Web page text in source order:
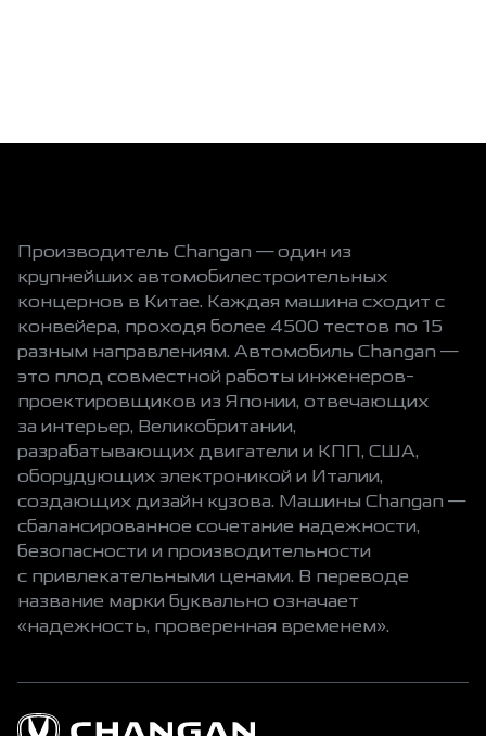
Производитель Changan — один из
крупнейших автомобилестроительных
концернов в Китае. Каждая машина сходит с
конвейера, проходя более 4500 тестов по 15
разным направлениям. Автомобиль Changan —
это плод совместной работы инженеров-
проектировщиков из Японии, отвечающих
за интерьер, Великобритании,
разрабатывающих двигатели и КПП, США,
оборудующих электроникой и Италии,
создающих дизайн кузова. Машины Changan —
сбалансированное сочетание надежности,
безопасности и производительности
с привлекательными ценами. В переводе
название марки буквально означает
«надежность, проверенная временем».